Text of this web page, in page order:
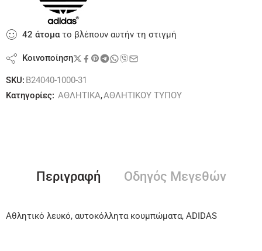
42 άτοματο βλέπουν αυτήν τη στιγμή
Κοινοποίηση
SKU: B24040-1000-31
Κατηγορίες: ΑΘΛΗΤΙΚΑ,ΑΘΛΗΤΙΚΟΥ ΤΥΠΟΥ
Περιγραφή Οδηγός Μεγεθών
Αθλητικό λευκό, αυτοκόλλητα κουμπώματα, ADIDAS